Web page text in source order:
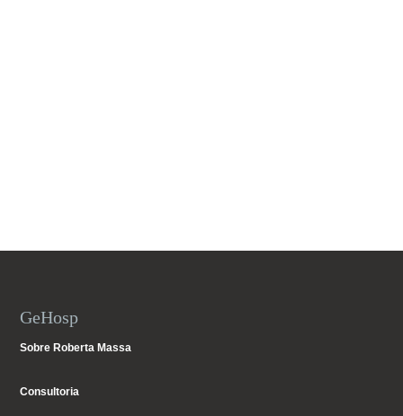
GeHosp
Sobre Roberta Massa
Consultoria